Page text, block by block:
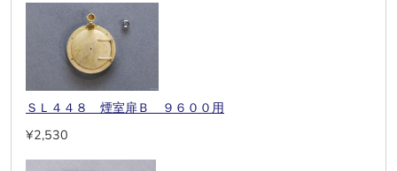
ＳＬ４４８ 煙室扉Ｂ ９６００用
¥2,530